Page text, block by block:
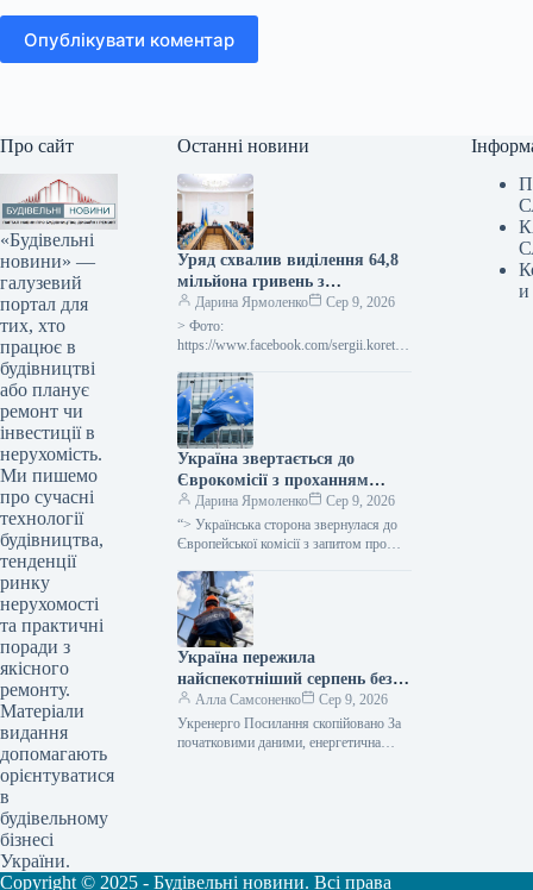
Опублікувати коментар
Про сайт
«Будівельні
новини» —
галузевий
портал для
тих, хто
працює в
будівництві
або планує
ремонт чи
інвестиції в
нерухомість.
Ми пишемо
про сучасні
технології
будівництва,
тенденції
ринку
нерухомості
та практичні
поради з
якісного
ремонту.
Матеріали
видання
допомагають
орієнтуватися
в
будівельному
бізнесі
України.
Останні новини
Уряд схвалив виділення 64,8
мільйона гривень з
державного бюджету для
відновлювальних робіт та
подолання наслідків війни.
Дарина Ярмоленко
Сер 9, 2026
> Фото:
https://www.facebook.com/sergii.koretsk
виділення коштів, запланованих у
державному бюджеті на 2026 рік для
фінансування регіональної політики,
з…
Україна звертається до
Єврокомісії з проханням
надати 220 мільйонів євро для
допомоги
сільськогосподарським
заблоковані порти.
Дарина Ярмоленко
Сер 9, 2026
“> Українська сторона звернулася до
Європейської комісії з запитом про
безповоротної фінансової допомоги.
Ця…
Україна пережила
найспекотніший серпень без
відключень електроенергії –
заявив Шмигаль.
Алла Самсоненко
Сер 9, 2026
Укренерго Посилання скопійовано За
початковими даними, енергетична
и
Copyright © 2025 - Будівельні новини. Всі права